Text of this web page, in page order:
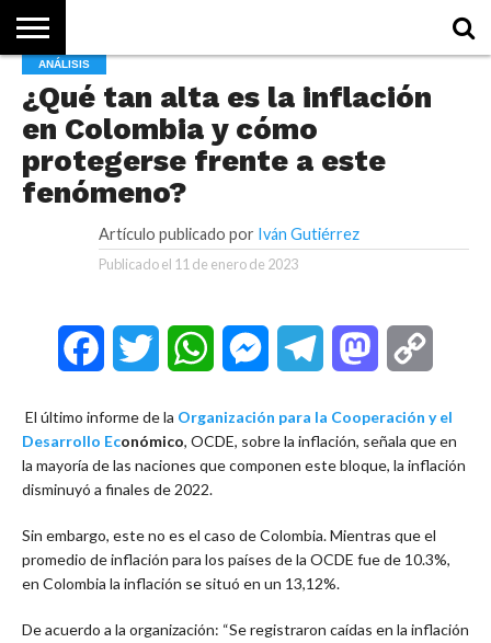
NOTICIAS
CONCEPTOS
BIOGRAFÍAS
HISTORIA
ORGANIZACIONES
EMPRESAS
¿DE
QUÉ
SE
TRATA
ESTO?
ANÁLISIS
¿Qué tan alta es la inflación
en Colombia y cómo
protegerse frente a este
fenómeno?
Artículo publicado por Iván Gutiérrez
Publicado el 11 de enero de 2023
FacebookTwitter WhatsAppMessengerTelegramMastodon
El último informe de la Organización para la Cooperación y el
Desarrollo Económico, OCDE, sobre la inflación, señala que en
la mayoría de las naciones que componen este bloque, la inflación
disminuyó a finales de 2022.
Sin embargo, este no es el caso de Colombia. Mientras que el
promedio de inflación para los países de la OCDE fue de 10.3%,
en Colombia la inflación se situó en un 13,12%.
De acuerdo a la organización: “Se registraron caídas en la inflación